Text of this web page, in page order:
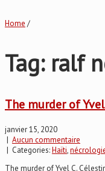
Home /
Tag: ralf
The murder of
janvier 15, 2020
| Aucun commentaire
| Categories:Haïti,
The murder of Yvel C. Célestin